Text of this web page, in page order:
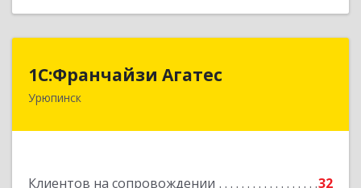
1С:Франчайзи Агатес
Урюпинск
Клиентов на сопровождении 32
403113, Волгоградская обл, Урюпинск г, Ленина